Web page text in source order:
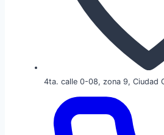
4ta. calle 0-08, zona 9, Ciudad